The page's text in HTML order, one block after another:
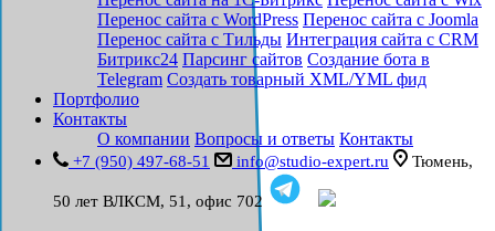
Перенос сайта с WordPress Перенос сайта с Joomla
Перенос сайта с Тильды Интеграция сайта с CRM
Битрикс24 Парсинг сайтов Создание бота в
Telegram Создать товарный XML/YML фид
Портфолио
Контакты
О компании Вопросы и ответы Контакты
+7 (950) 497-68-51 info@studio-expert.ru Тюмень, ​
50 лет ВЛКСМ, 51, офис 702